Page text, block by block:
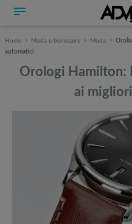
Home Moda e benessere Moda
automatici
Orologi Hamilton:
ai